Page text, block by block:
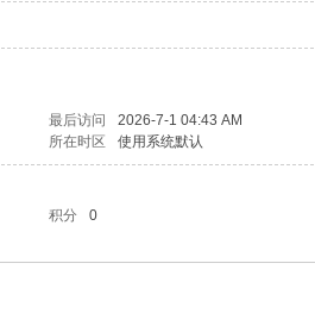
最后访问 2026-7-1 04:43 AM
所在时区 使用系统默认
积分 0